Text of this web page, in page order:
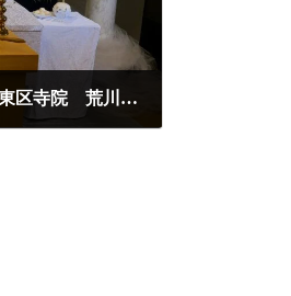
【家族葬スタンダードアップグレード】江東区：江東区寺院 荒川区の葬儀・家族葬 - おもてなしの心で、ご家族の想いを形に